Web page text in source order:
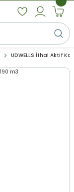
UDWELLS İthal Aktif